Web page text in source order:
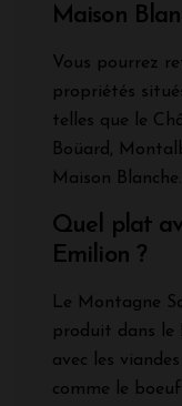
Maison
Vous pourrez
propriétés
telles que le
Boüard,
Maison Blanche.
Quel plat
Emilion ?
Le Montagne
produit dans le
avec les
comme le